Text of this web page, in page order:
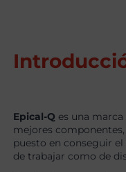
Epical-Q es una
mejores
puesto en conseguir
de trabajar como de